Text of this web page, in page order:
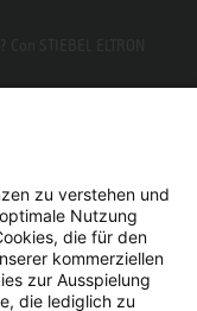
LinkedIn
zu verstehen und
Nutzung
die für den
kommerziellen
zur Ausspielung
die lediglich zu